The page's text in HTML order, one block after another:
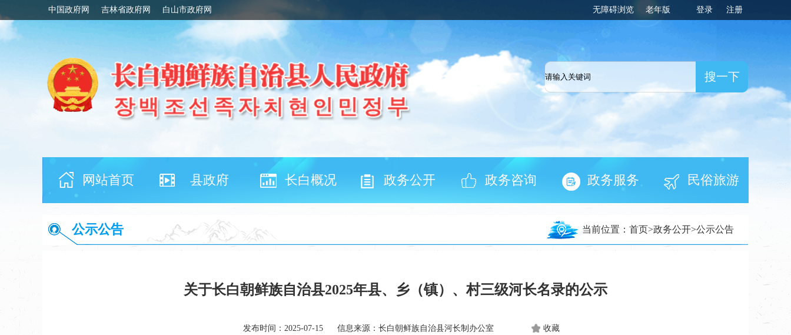
中国政府网 吉林省政府网 白山市政府网 无障碍浏览 老年版 登录 注册
网站首页 县政府 长白概况 政务公开 政务咨询 政务服务 民俗旅游
公示公告 当前位置： 首页>政务公开>公示公告
关于长白朝鲜族自治县2025年县、乡（镇）、村三级河长名录的公示
发布时间：2025-07-15 信息来源：长白朝鲜族自治县河长制办公室 收藏